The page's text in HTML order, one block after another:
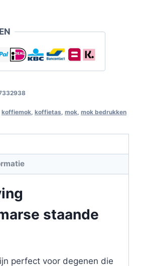
koffiemok koffietas mok mok bedrukken
staande
perfect voor degenen die